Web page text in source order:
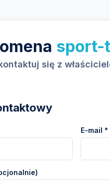
sport-
się z
E-mail *